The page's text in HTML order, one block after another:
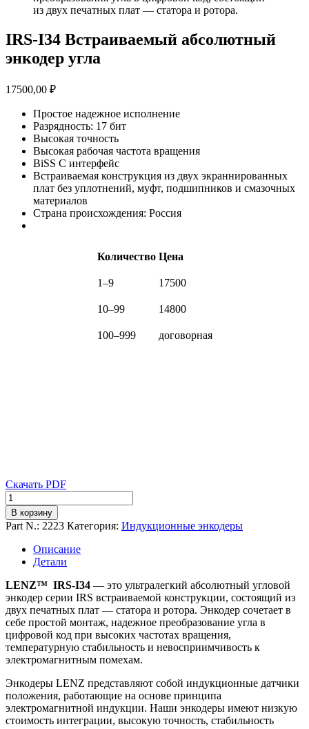
IRS-I34 Встраиваемый абсолютный
энкодер угла
17500,00 ₽
Простое надежное исполнение
Разрядность: 17 бит
Высокая точность
Высокая рабочая частота вращения
BiSS C интерфейс
Встраиваемая конструкция из двух экраннированных
плат без уплотнений, муфт, подшипников и смазочных
материалов
Страна происхождения: Россия
Количество Цена
1–9 17500
10–99 14800
100–999 договорная
Скачать PDF
Количество
товара
IRS-
I34
Встраиваемый
абсолютный
энкодер
угла
В корзину
Part N.: 2223 Категория: Индукционные энкодеры
Описание
Детали
LENZ™ IRS-I34 — это ультралегкий абсолютный угловой
энкодер серии IRS встраиваемой конструкции, состоящий из
двух печатных плат — статора и ротора. Энкодер сочетает в
себе простой монтаж, надежное преобразование угла в
цифровой код при высоких частотах вращения,
температурную стабильность и невосприимчивость к
электромагнитным помехам.
Энкодеры LENZ представляют собой индукционные датчики
положения, работающие на основе принципа
электромагнитной индукции. Наши энкодеры имеют низкую
стоимость интеграции, высокую точность, стабильность